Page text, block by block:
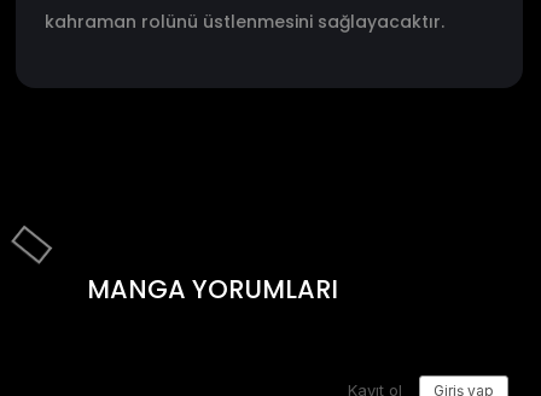
kahraman rolünü üstlenmesini sağlayacaktır.
MANGA YORUMLARI